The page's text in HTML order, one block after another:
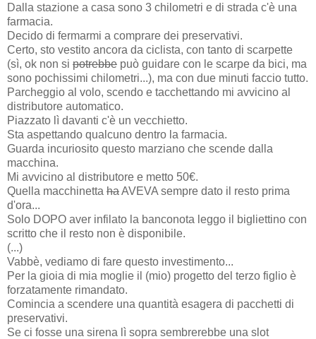
Dalla stazione a casa sono 3 chilometri e di strada c'è una
farmacia.
Decido di fermarmi a comprare dei preservativi.
Certo, sto vestito ancora da ciclista, con tanto di scarpette
(sì, ok non si potrebbe può guidare con le scarpe da bici, ma
sono pochissimi chilometri...), ma con due minuti faccio tutto.
Parcheggio al volo, scendo e tacchettando mi avvicino al
distributore automatico.
Piazzato lì davanti c'è un vecchietto.
Sta aspettando qualcuno dentro la farmacia.
Guarda incuriosito questo marziano che scende dalla
macchina.
Mi avvicino al distributore e metto 50€.
Quella macchinetta haAVEVA sempre dato il resto prima
d'ora...
Solo DOPO aver infilato la banconota leggo il bigliettino con
scritto che il resto non è disponibile.
(...)
Vabbè, vediamo di fare questo investimento...
Per la gioia di mia moglie il (mio) progetto del terzo figlio è
forzatamente rimandato.
Comincia a scendere una quantità esagera di pacchetti di
preservativi.
Se ci fosse una sirena lì sopra sembrerebbe una slot